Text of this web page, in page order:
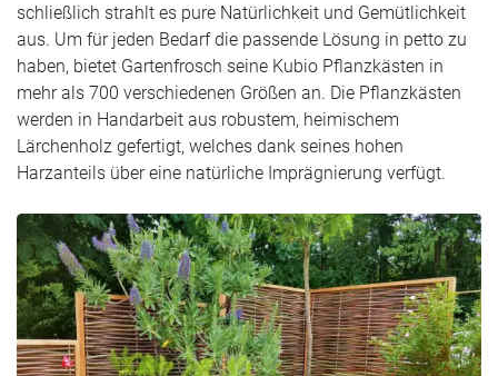
schließlich strahlt es pure Natürlichkeit und Gemütlichkeit
aus. Um für jeden Bedarf die passende Lösung in petto zu
haben, bietet Gartenfrosch seine Kubio Pflanzkästen in
mehr als 700 verschiedenen Größen an. Die Pflanzkästen
werden in Handarbeit aus robustem, heimischem
Lärchenholz gefertigt, welches dank seines hohen
Harzanteils über eine natürliche Imprägnierung verfügt.